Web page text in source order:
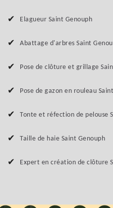
Elagueur Saint Genouph
Abattage d'arbres Saint
Pose de clôture et grillage
Pose de gazon en rouleau
Tonte et réfection de pelouse
Taille de haie Saint Genouph
Expert en création de clôture